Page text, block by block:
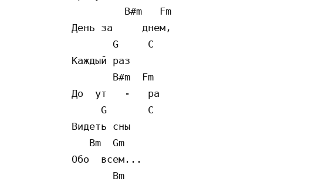
         B#m   Fm
День за     днем,
       G     C
Каждый раз
       B#m  Fm
До  ут   -   ра
     G       C
Видеть сны
   Bm  Gm
Обо  всем...
       Bm